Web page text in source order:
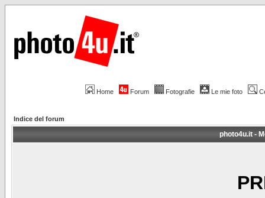
Home Forum Fotografie Le mie foto
Indice del forum
photo4u.it -